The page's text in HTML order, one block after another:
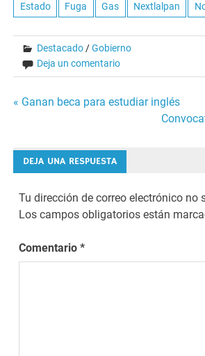
Estado Fuga Gas Nextlalpan
Destacado/Gobierno
Deja un comentario
Navegación
entradas
« Ganan beca para estudiar inglés
DEJA UNA RESPUESTA
Tu dirección de correo electrónico no
Los campos obligatorios están
Comentario*